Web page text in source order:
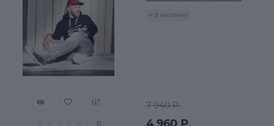
0
в наличии
7 940 Р.
4 960 Р.